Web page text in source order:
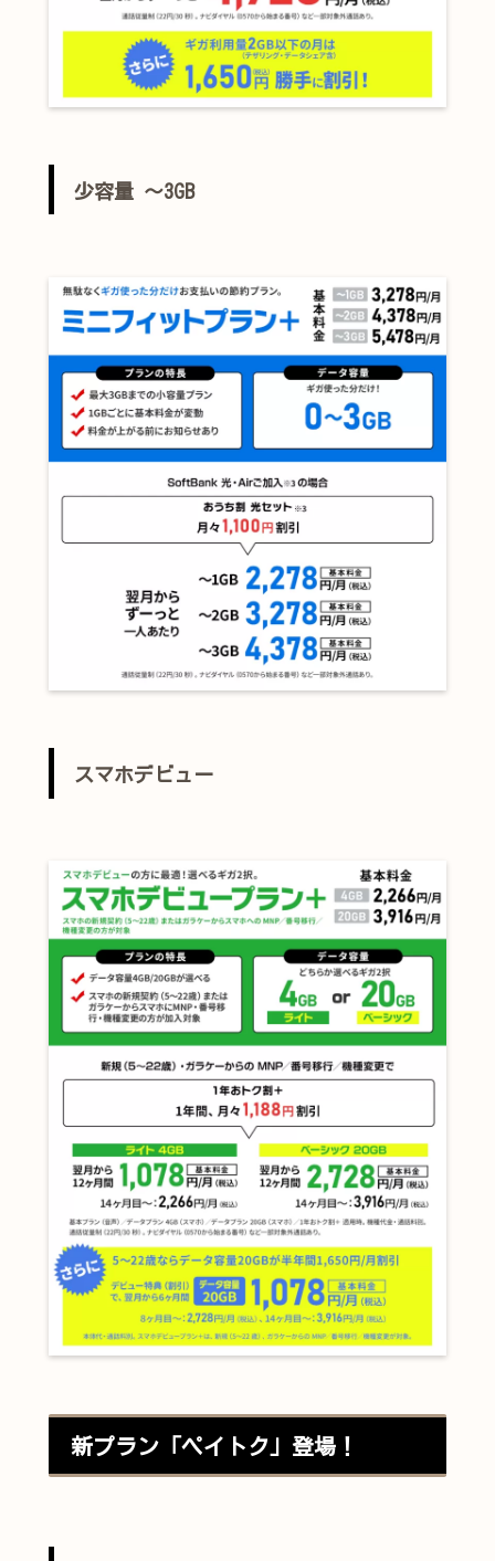
少容量 ～3GB
スマホデビュー
新プラン「ペイトク」登場！